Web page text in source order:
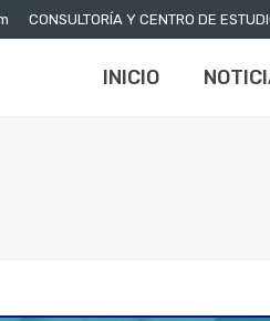
CONSULTORÍA Y CENTRO DE
INICIO